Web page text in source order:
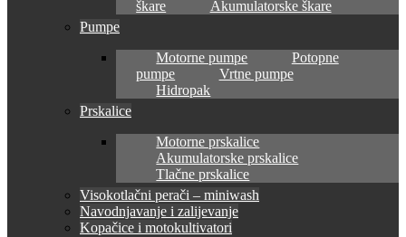
škare
Akumulatorske škare
Pumpe
Motorne pumpe
Potopne
pumpe
Vrtne pumpe
Hidropak
Prskalice
Motorne prskalice
Akumulatorske prskalice
Tlačne prskalice
Visokotlačni perači – miniwash
Navodnjavanje i zalijevanje
Kopačice i motokultivatori